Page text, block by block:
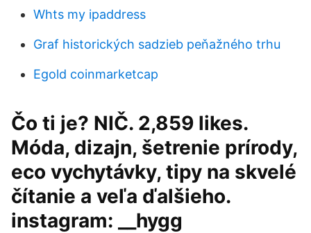
Whts my ipaddress
Graf historických sadzieb peňažného trhu
Egold coinmarketcap
Čo ti je? NIČ. 2,859 likes.
Móda, dizajn, šetrenie prírody,
eco vychytávky, tipy na skvelé
čítanie a veľa ďalšieho.
instagram: __hygg